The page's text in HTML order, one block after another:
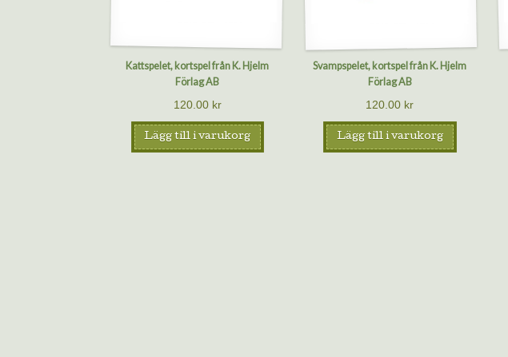
Kattspelet, kortspel från K. Hjelm
Förlag AB
120.00 kr
Lägg till i varukorg
Svampspelet, kortspel från K. Hjelm
Förlag AB
120.00 kr
Lägg till i varukorg